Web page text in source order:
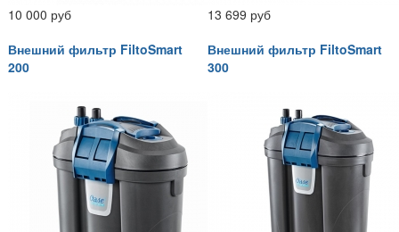
10 000 руб
13 699 руб
Внешний фильтр FiltoSmart
200
Внешний фильтр FiltoSmart
300